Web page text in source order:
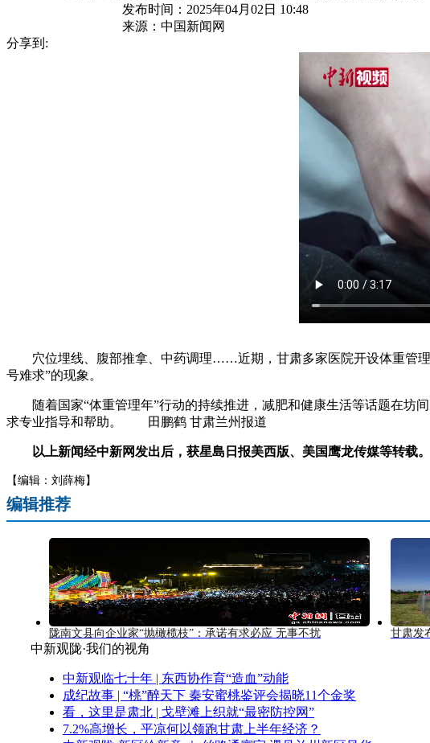
发布时间： 2025年04月02日 10:48
来源： 中国新闻网
分享到:
穴位埋线、腹部推拿、中药调理……近期，甘肃多家医院开设体重管理
号难求”的现象。
随着国家“体重管理年”行动的持续推进，减肥和健康生活等话题在坊
求专业指导和帮助。 田鹏鹤 甘肃兰州报道
以上新闻经中新网发出后，获星島日报美西版、美国鹰龙传媒等转载。
【编辑：刘薛梅】
编辑推荐
陇南文县向企业家“抛橄榄枝”：承诺有求必应 无事不扰 甘肃发
中新观陇·我们的视角
中新观临七十年 | 东西协作育“造血”动能
成纪故事 | “桃”醉天下 秦安蜜桃鉴评会揭晓11个金奖
看，这里是肃北 | 戈壁滩上织就“最密防控网”
7.2%高增长，平凉何以领跑甘肃上半年经济？